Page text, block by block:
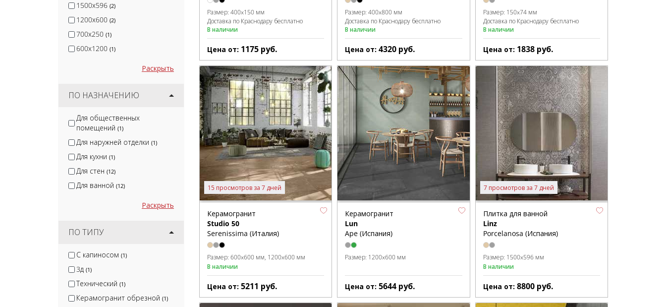
1500x596 (2)
1200x600 (2)
700x250 (1)
600x1200 (1)
Раскрыть
ПО НАЗНАЧЕНИЮ
Для общественных
помещений (1)
Для наружней отделки (1)
Для кухни (1)
Для стен (12)
Для ванной (12)
Раскрыть
ПО ТИПУ
С капиносом (1)
3д (1)
Технический (1)
Керамогранит обрезной (1)
Размер: 400x150 мм
Доставка по Краснодару бесплатно
В наличии
Цена от: 1175 руб.
Размер:400x800 мм
Доставка по Краснодару бесплатно
В наличии
Цена от:4320 руб.
Размер: 150x74 мм
Доставка по Краснодару бесплатно
В наличии
Цена от: 1838 руб.
15 просмотров за 7 дней
Керамогранит
Studio 50
Serenissima (Италия)
Размер: 600x600 мм 1200x600 мм
В наличии
Цена от: 5211 руб.
Керамогранит
Lun
Ape (Испания)
Размер: 1200x600 мм
Цена от:5644 руб.
7 просмотров за 7 дней
Плитка для ванной
Linz
Porcelanosa (Испания)
Размер: 1500x596 мм
В наличии
Цена от: 8800 руб.